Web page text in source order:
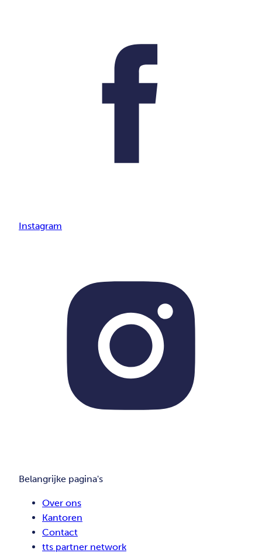
Instagram
Belangrijke pagina's
Over ons
Kantoren
Contact
tts partner network